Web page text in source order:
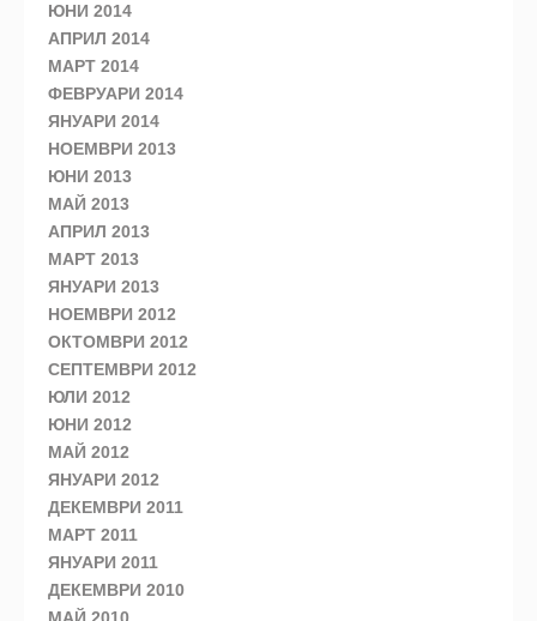
ЮНИ 2014
АПРИЛ 2014
МАРТ 2014
ФЕВРУАРИ 2014
ЯНУАРИ 2014
НОЕМВРИ 2013
ЮНИ 2013
МАЙ 2013
АПРИЛ 2013
МАРТ 2013
ЯНУАРИ 2013
НОЕМВРИ 2012
ОКТОМВРИ 2012
СЕПТЕМВРИ 2012
ЮЛИ 2012
ЮНИ 2012
МАЙ 2012
ЯНУАРИ 2012
ДЕКЕМВРИ 2011
МАРТ 2011
ЯНУАРИ 2011
ДЕКЕМВРИ 2010